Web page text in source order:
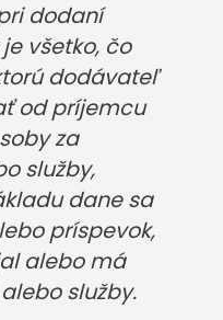
dodaní
všetko, čo
dodávateľ
od príjemcu
za
služby,
dane sa
príspevok,
alebo má
služby.